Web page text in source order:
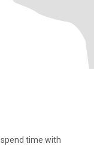
time with